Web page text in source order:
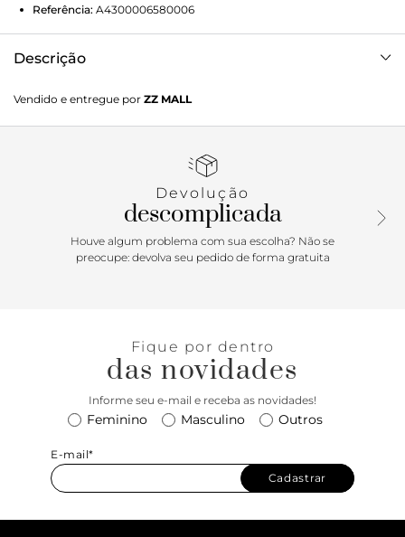
Referência: A4300006580006
Descrição
fivela metálica redonda dourada, com peça sextavada
vazada ao centro, identidade da marca. Conta com
Vendido e entregue por ZZ MALL
Devolução
descomplicada
Houve algum problema com sua escolha? Não se
preocupe: devolva seu pedido de forma gratuita
Fique por dentro
das novidades
Informe seu e-mail e receba as novidades!
Feminino Masculino Outros
E-mail*
Cadastrar